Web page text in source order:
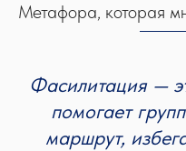
Метафора, которая
Фасилитация —
помогает
маршрут,